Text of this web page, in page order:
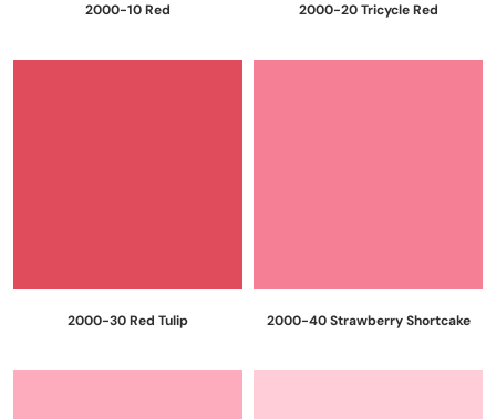
2000-10 Red 2000-20 Tricycle Red
2000-30 Red Tulip 2000-40 Strawberry Shortcake